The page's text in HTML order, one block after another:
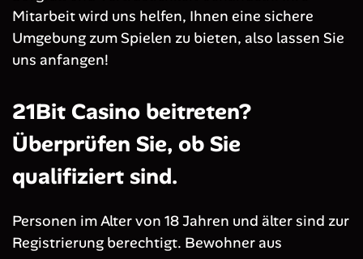
Mitarbeit wird uns helfen, Ihnen eine sichere
Umgebung zum Spielen zu bieten, also lassen Sie
uns anfangen!
21Bit Casino beitreten?
Überprüfen Sie, ob Sie
qualifiziert sind.
Personen im Alter von 18 Jahren und älter sind zur
Registrierung berechtigt. Bewohner aus